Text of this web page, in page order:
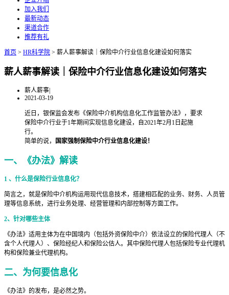
加入我们
最新动态
渠道合作
推荐有礼
首页 > HR科学院 > 薪人薪事解读｜保险中介行业信息化建设如何落实
薪人薪事解读｜保险中介行业信息化建设如何落实
薪人薪事|
2021-03-19
近日，银保监会发布《保险中介机构信息化工作监管办法》，要求
保险中介行业于1年期间实现信息化建设，自2021年2月1日起施
行。
简单的说，
国家强制保险中介行业信息化建设！
一、《办法》解读
1 、什么是保险行业信息化？
简言之，就是保险中介机构运用现代信息技术，搭建相匹配的业务、财务、人员管
理等信息系统，进行业务处理、经营管理和内部控制等方面工作。
2、针对哪些主体
《办法》适用主体为在中国境内（包括外资保险中介）依法设立的保险代理人（不
含个人代理人）、保险经纪人和保险公估人。其中保险代理人包括保险专业代理机
构和保险兼业代理机构。
二、为何要信息化
《办法》的发布，是必然之势。